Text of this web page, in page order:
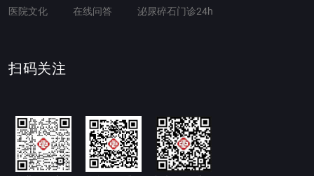
医院文化 在线问答 泌尿碎石门诊24h
扫码关注